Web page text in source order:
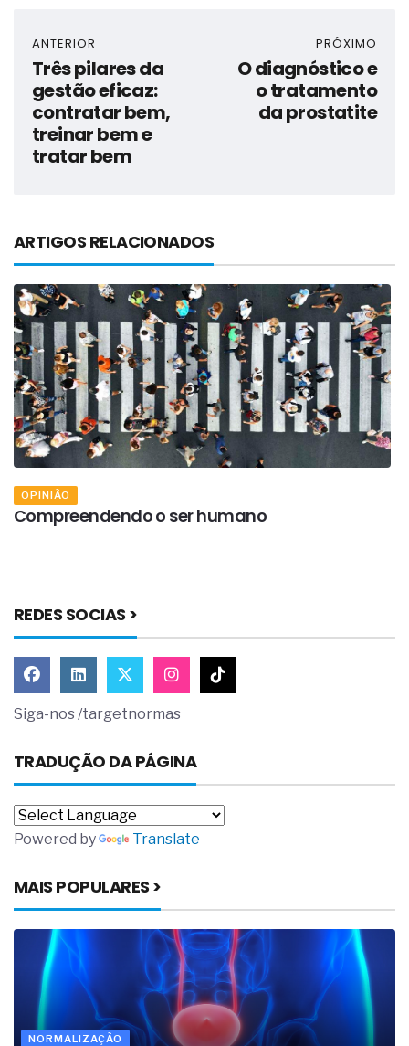
ANTERIOR
Três pilares da
gestão eficaz:
contratar bem,
treinar bem e
tratar bem
PRÓXIMO
O diagnóstico e
o tratamento
da prostatite
ARTIGOS RELACIONADOS
OPINIÃO
Compreendendo o ser humano
REDES SOCIAS >
Siga-nos /targetnormas
TRADUÇÃO DA PÁGINA
Powered by Translate
MAIS POPULARES >
NORMALIZAÇÃO